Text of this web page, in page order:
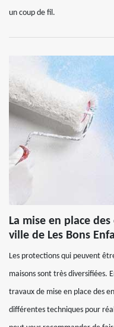
un coup de fil.
La mise en place
ville de Les Bons
Les protections qui peuvent
maisons sont très diversifiées.
travaux de mise en place des
différentes techniques pour